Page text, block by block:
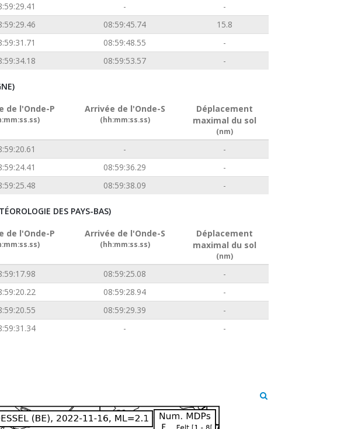
-
-
08:59:45.74
15.8
08:59:48.55
-
08:59:53.57 -
de l'Onde-P Arrivée de l'Onde-S
(hh:mm:ss.ss)
Déplacement
maximal du sol
(nm)
-
-
08:59:36.29
-
08:59:38.09 -
DES PAYS-BAS)
de l'Onde-P Arrivée de l'Onde-S
(hh:mm:ss.ss)
Déplacement
maximal du sol
(nm)
08:59:25.08
-
08:59:28.94
-
08:59:29.39
-
- -